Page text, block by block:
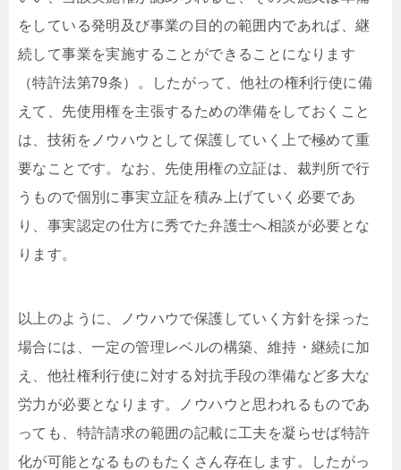
をしている発明及び事業の目的の範囲内であれば、継
続して事業を実施することができることになります
（特許法第79条）。したがって、他社の権利行使に備
えて、先使用権を主張するための準備をしておくこと
は、技術をノウハウとして保護していく上で極めて重
要なことです。なお、先使用権の立証は、裁判所で行
うもので個別に事実立証を積み上げていく必要であ
り、事実認定の仕方に秀でた弁護士へ相談が必要とな
ります。
以上のように、ノウハウで保護していく方針を採った
場合には、一定の管理レベルの構築、維持・継続に加
え、他社権利行使に対する対抗手段の準備など多大な
労力が必要となります。ノウハウと思われるものであ
っても、特許請求の範囲の記載に工夫を凝らせば特許
化が可能となるものもたくさん存在します。したがっ